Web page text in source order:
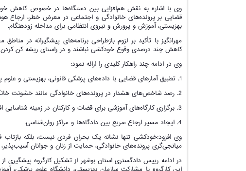
وی با اشاره به نقش هم‌افزایی بین دستگاه‌ها در خصوص کاهش
قضایی بر پرونده‌های خانوادگی و اجتماعی در معرض خطر، ارجاع
بهزیستی، آموزش و پرورش و نیروی انتظامی برای مداخله زودهنگام.
مهرانگیز با تأکید بر لزوم بازطراحی برنامه‌های پیشگیرانه
کاهش چند درصدی وقوع خودکشی نباشند و در راستای ریشه کن کردن کامل آن در استان گام
وی در ادامه چند راهکار کلیدی را ارائه نمود:
1. تطبیق آمارهای قضایی با داده‌های پزشکی قانونی، بهزیستی و علوم پزشکی
2. رصد شاخص‌های هشدار در پرونده‌های خانوادگی مانند خشونت خانگی و اختلافات زناشویی
3. برگزاری کارگاه‌های آموزشی برای قضات و کارکنان در زمینه شناسایی افراد در معرض خطر
4. ایجاد مسیر ارجاع سریع بین دادگاه‌ها و مراکز روان‌شناسی.
وی افزود:خودکشی تنها نشانه یک بحران فردی نیست، بلکه
میانجی‌گری پرونده‌های خانوادگی، حمایت از زنان و جوانان
در ادامه رییس دادگستری استان بوشهر از تشکیل کارگروه